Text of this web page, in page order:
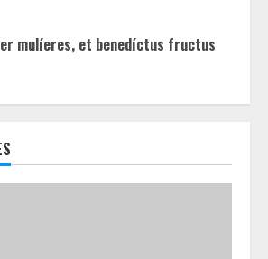
mulíeres, et benedíctus fructus